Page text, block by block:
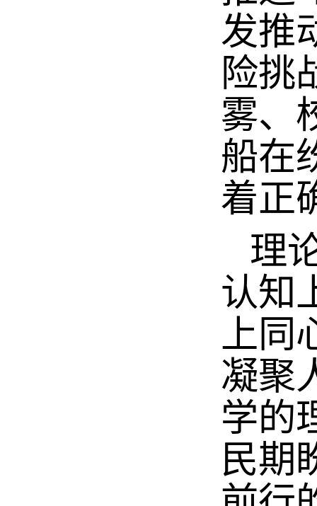
发推
险挑
雾、
船在
着正
理
认知
上同
凝聚
学的
民期